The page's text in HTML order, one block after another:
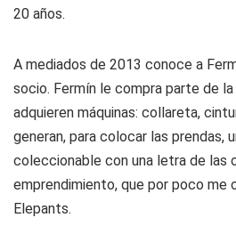
20 años.
A mediados de 2013 conoce a
socio. Fermín le compra parte de
adquieren máquinas: collareta,
generan, para colocar las prendas,
coleccionable con una letra de las
emprendimiento, que por poco me
Elepants.